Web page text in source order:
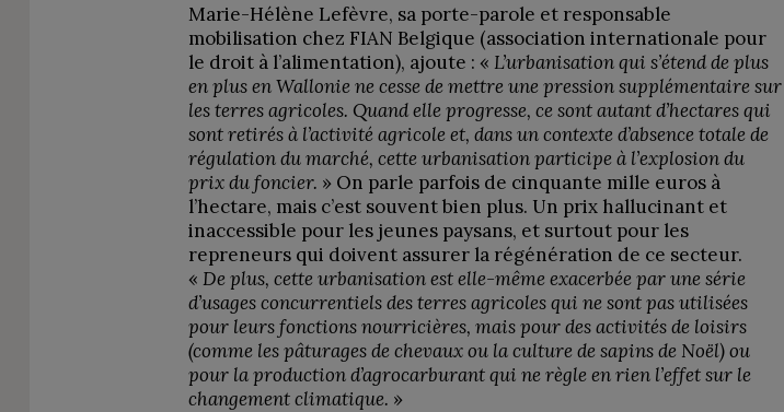
Marie-Hélène Lefèvre, sa porte-parole et responsable
mobilisation chez FIAN Belgique (association internationale pour
le droit à l’alimentation), ajoute : « L’urbanisation qui s’étend de plus
en plus en Wallonie ne cesse de mettre une pression supplémentaire sur
les terres agricoles. Quand elle progresse, ce sont autant d’hectares qui
sont retirés à l’activité agricole et, dans un contexte d’absence totale de
régulation du marché, cette urbanisation participe à l’explosion du
prix du foncier. » On parle parfois de cinquante mille euros à
l’hectare, mais c’est souvent bien plus. Un prix hallucinant et
inaccessible pour les jeunes paysans, et surtout pour les
repreneurs qui doivent assurer la régénération de ce secteur.
« De plus, cette urbanisation est elle-même exacerbée par une série
d’usages concurrentiels des terres agricoles qui ne sont pas utilisées
pour leurs fonctions nourricières, mais pour des activités de loisirs
(comme les pâturages de chevaux ou la culture de sapins de Noël) ou
pour la production d’agrocarburant qui ne règle en rien l’effet sur le
changement climatique. »